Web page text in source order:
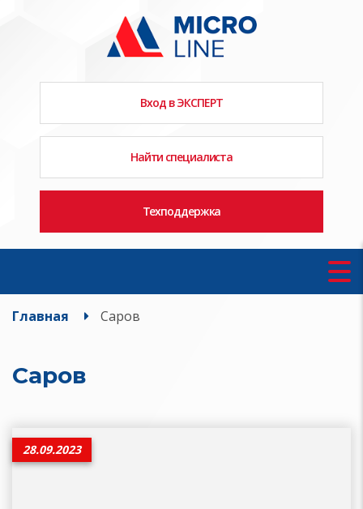
Вход в ЭКСПЕРТ
Найти специалиста
Техподдержка
Главная Саров
Саров
28.09.2023